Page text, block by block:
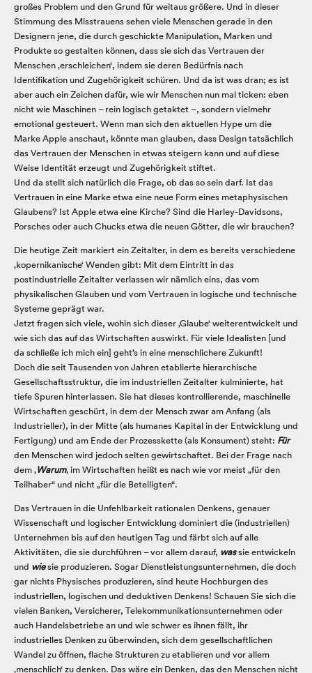
großes Problem und den Grund für weitaus größere. Und in dieser
Stimmung des Misstrauens sehen viele Menschen gerade in den
Designern jene, die durch geschickte Manipulation, Marken und
Produkte so gestalten können, dass sie sich das Vertrauen der
Menschen ‚erschleichen‘, indem sie deren Bedürfnis nach
Identifikation und Zugehörigkeit schüren. Und da ist was dran; es ist
aber auch ein Zeichen dafür, wie wir Menschen nun mal ticken: eben
nicht wie Maschinen – rein logisch getaktet –, sondern vielmehr
emotional gesteuert. Wenn man sich den aktuellen Hype um die
Marke Apple anschaut, könnte man glauben, dass Design tatsächlich
das Vertrauen der Menschen in etwas steigern kann und auf diese
Weise Identität erzeugt und Zugehörigkeit stiftet.
Und da stellt sich natürlich die Frage, ob das so sein darf. Ist das
Vertrauen in eine Marke etwa eine neue Form eines metaphysischen
Glaubens? Ist Apple etwa eine Kirche? Sind die Harley-Davidsons,
Porsches oder auch Chucks etwa die neuen Götter, die wir brauchen?
Die heutige Zeit markiert ein Zeitalter, in dem es bereits verschiedene
‚kopernikanische‘ Wenden gibt: Mit dem Eintritt in das
postindustrielle Zeitalter verlassen wir nämlich eins, das vom
physikalischen Glauben und vom Vertrauen in logische und technische
Systeme geprägt war.
Jetzt fragen sich viele, wohin sich dieser ‚Glaube‘ weiterentwickelt und
wie sich das auf das Wirtschaften auswirkt. Für viele Idealisten [und
da schließe ich mich ein] geht’s in eine menschlichere Zukunft!
Doch die seit Tausenden von Jahren etablierte hierarchische
Gesellschaftsstruktur, die im industriellen Zeitalter kulminierte, hat
tiefe Spuren hinterlassen. Sie hat dieses kontrollierende, maschinelle
Wirtschaften geschürt, in dem der Mensch zwar am Anfang (als
Industrieller), in der Mitte (als humanes Kapital in der Entwicklung und
Fertigung) und am Ende der Prozesskette (als Konsument) steht: Für
den Menschen wird jedoch selten gewirtschaftet. Bei der Frage nach
dem ‚Warum‚ im Wirtschaften heißt es nach wie vor meist „für den
Teilhaber“ und nicht „für die Beteiligten“.
Das Vertrauen in die Unfehlbarkeit rationalen Denkens, genauer
Wissenschaft und logischer Entwicklung dominiert die (industriellen)
Unternehmen bis auf den heutigen Tag und färbt sich auf alle
Aktivitäten, die sie durchführen – vor allem darauf, wassie entwickeln
und wiesie produzieren. Sogar Dienstleistungsunternehmen, die doch
gar nichts Physisches produzieren, sind heute Hochburgen des
industriellen, logischen und deduktiven Denkens! Schauen Sie sich die
vielen Banken, Versicherer, Telekommunikationsunternehmen oder
auch Handelsbetriebe an und wie schwer es ihnen fällt, ihr
industrielles Denken zu überwinden, sich dem gesellschaftlichen
Wandel zu öffnen, flache Strukturen zu etablieren und vor allem
‚menschlich‘ zu denken. Das wäre ein Denken, das den Menschen nicht